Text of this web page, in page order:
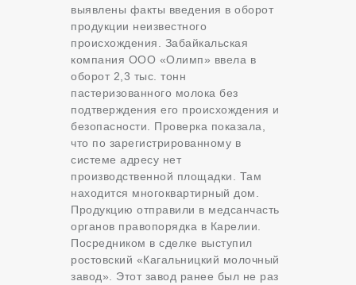
выявлены факты введения в оборот
продукции неизвестного
происхождения. Забайкальская
компания ООО «Олимп» ввела в
оборот 2,3 тыс. тонн
пастеризованного молока без
подтверждения его происхождения и
безопасности. Проверка показала,
что по зарегистрированному в
системе адресу нет
производственной площадки. Там
находится многоквартирный дом.
Продукцию отправили в медсанчасть
органов правопорядка в Карелии.
Посредником в сделке выступил
ростовский «Кагальницкий молочный
завод». Этот завод ранее был не раз